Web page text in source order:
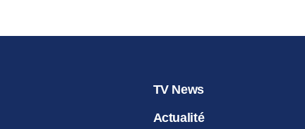
TV News
Actualité